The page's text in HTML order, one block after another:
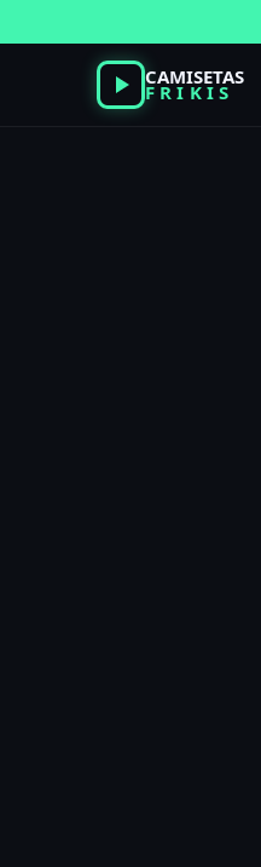
au
CAMISETAS
FRIKIS